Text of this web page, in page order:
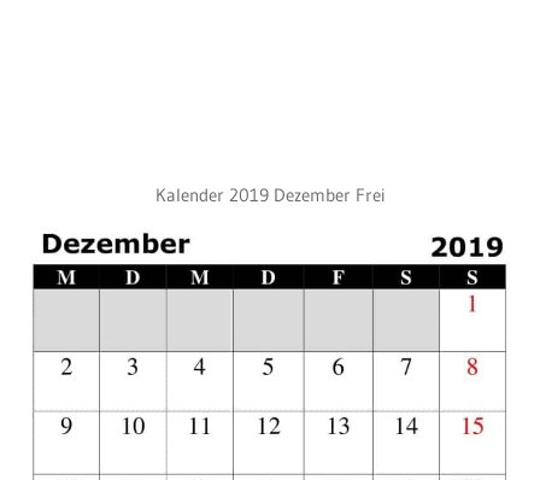
Kalender 2019 Dezember Frei